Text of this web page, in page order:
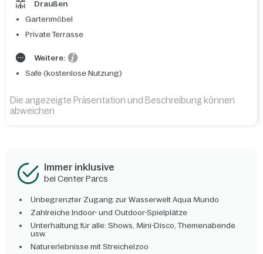
Draußen
Gartenmöbel
Private Terrasse
Weitere:
Safe (kostenlose Nutzung)
Die angezeigte Präsentation und Beschreibung können
abweichen
Immer inklusive
bei Center Parcs
Unbegrenzter Zugang zur Wasserwelt Aqua Mundo
Zahlreiche Indoor- und Outdoor-Spielplätze
Unterhaltung für alle: Shows, Mini-Disco, Themenabende
usw.
Naturerlebnisse mit Streichelzoo